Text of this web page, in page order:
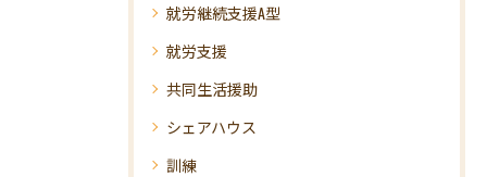
就労継続支援A型
就労支援
共同生活援助
シェアハウス
訓練